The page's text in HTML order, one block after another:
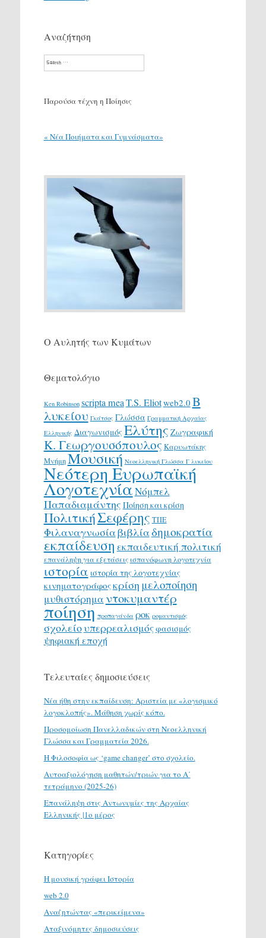
Αναζήτηση
Search
Παρούσα τέχνη η Ποίησις
« Νέα Ποιήματα και Γυμνάσματα»
Ο Αυλητής των Κυμάτων
Θεματολόγιο
Ken Robinson scripta meaT.S. Eliotweb2.0 Β
λυκείου Γκάτσος Γλώσσα Γραμματική Αρχαίας
Ελληνικής ΔιαγωνισμόςΕλύτης Ζωγραφική
Κ. Γεωργουσόπουλος Καρυωτάκης
ΜνήμηΜουσική Νεοελληνική Γλώσσα Γ λυκείου
Νεότερη Ευρωπαϊκή
ΛογοτεχνίαΝόμπελ
Παπαδιαμάντης Ποίηση και κρίση
ΠολιτικήΣεφέρης ΤΠΕ
Φιλαναγνωσίαβιβλίαδημοκρατία
εκπαίδευση εκπαιδευτική πολιτική
επανάληψη για εξετάσεις ισπανόφωνη λογοτεχνία
ιστορία ιστορία της λογοτεχνίας
κινηματογράφοςκρίση μελοποίηση
μυθιστόρημα ντοκυμαντέρ
ποίηση προπαγάνδα ροκ ρομαντισμός
σχολείουπερρεαλισμόςφασισμός
ψηφιακή εποχή
Τελευταίες δημοσιεύσεις
Νέα ήθη στην εκπαίδευση: Αριστεία με «λογισμικό
λογοκλοπής». Μάθηση χωρίς κόπο.
Προσομοίωση Πανελλαδικών στη Νεοελληνική
Γλώσσα και Γραμματεία 2026.
H Φιλοσοφία ως ‘game changer’ στο σχολείο.
Αυτοαξιολόγηση μαθητών/τριών για το Α΄
τετράμηνο (2025-26)
Επανάληψη στις Αντωνυμίες της Αρχαίας
Ελληνικής |1ο μέρος
Κατηγορίες
H μουσική γράφει Ιστορία
web 2.0
Αναζητώντας «περικείμενα»
Αταξινόμητες δημοσιεύσεις